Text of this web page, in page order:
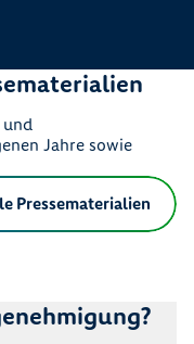
und
Jahre sowie
Pressematerialien